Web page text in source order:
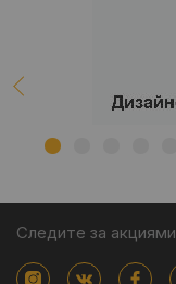
Следите за акциями